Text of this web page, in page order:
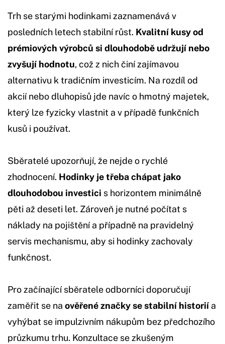
Trh se starými hodinkami zaznamenává v
posledních letech stabilní růst. Kvalitní kusy od
prémiových výrobců si dlouhodobě udržují nebo
zvyšují hodnotu, což z nich činí zajímavou
alternativu k tradičním investicím. Na rozdíl od
akcií nebo dluhopisů jde navíc o hmotný majetek,
který lze fyzicky vlastnit a v případě funkčních
kusů i používat.
Sběratelé upozorňují, že nejde o rychlé
zhodnocení. Hodinky je třeba chápat jako
dlouhodobou investici s horizontem minimálně
pěti až deseti let. Zároveň je nutné počítat s
náklady na pojištění a případně na pravidelný
servis mechanismu, aby si hodinky zachovaly
funkčnost.
Pro začínající sběratele odborníci doporučují
zaměřit se na ověřené značky se stabilní historií a
vyhýbat se impulzivním nákupům bez předchozího
průzkumu trhu. Konzultace se zkušeným